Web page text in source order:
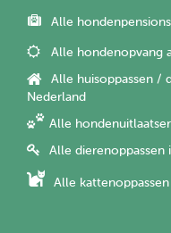
Alle
Alle hondenopvang
Alle huisoppassen /
Nederland
Alle
Alle dierenoppassen
Alle